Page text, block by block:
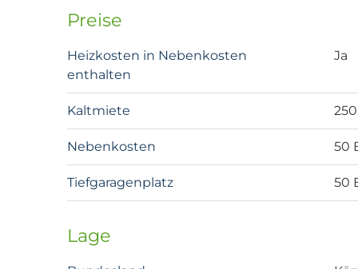
Preise
Heizkosten in Nebenkosten
enthalten
Ja
Kaltmiete
Nebenkosten 50
Tiefgaragenplatz 50
Lage